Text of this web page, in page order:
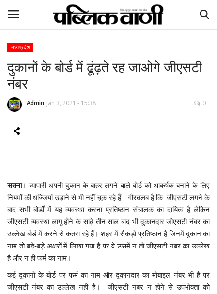
ई-पेपर
होम
Contact Us
देश
दुनिया
मध्यप्रदेश
छत्तीसगढ़
मनोरंजन
मध्यप्रदेश
दुकानों के बोर्ड में ढूंढ़ते रह जाओगे जीएसटी
नंबर
Admin Jan 3, 2021 - 15:38 0
सतना। व्यापारी अपनी दुकान के बाहर लगने वाले बोर्ड को आकर्षक बनाने के लिए
नियमों की धज्जियां उड़ाने से भी नहीं चूक रहे हैं। गौरतलब है कि जीएसटी लगने के
बाद सभी बोर्डों में यह व्यवस्था करना प्रतिष्ठान संचालक का दायित्व है लेकिन
जीएसटी व्यवस्था लागू होने के साढ़े तीन साल बाद भी दुकानदार जीएसटी नंबर का
उल्लेख बोर्ड में करने से कतरा रहे हैं। शहर में सैकड़ों प्रतिष्ठान हैं जिनमें दुकान का
नाम तो बड़े-बड़े अक्षरों में लिखा गया है पर वे उसमें न तो जीएसटी नंबर का उल्लेख
है और न ही फर्म का नाम।
कई दुकानों के बोर्ड पर फर्म का नाम और दुकानदार का मोबाइल नंबर भी है पर
जीएसटी नंबर का उल्लेख नही है। जीएसटी नंबर न होने से उपभोक्ता को